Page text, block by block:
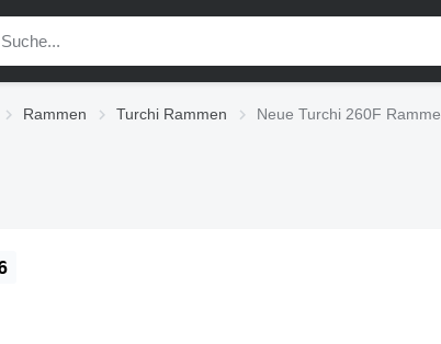
Rammen Turchi Rammen Neue Turchi 260F Ramme